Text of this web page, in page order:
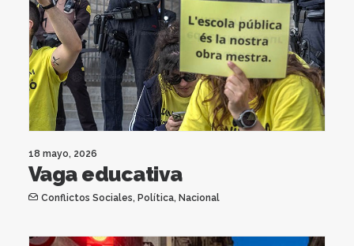
18 mayo, 2026
Vaga educativa
Conflictos Sociales, Política, Nacional